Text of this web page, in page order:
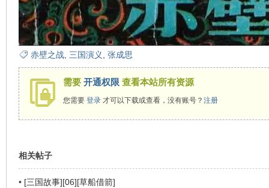
赤壁之战, 三国演义 张成思
需要 开通权限 查看本站所有资源
您需要 登录才可以下载或查看，没有账号？ 注册
相关帖子
• [三国故事][06][草船借箭]